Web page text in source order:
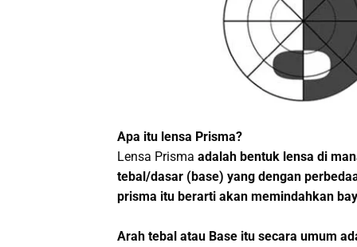
Apa itu lensa Prisma?
Lensa Prisma adalah bentuk lensa di
tebal/dasar (base) yang dengan
prisma itu berarti akan memindahkan
Arah tebal atau Base itu secara umum